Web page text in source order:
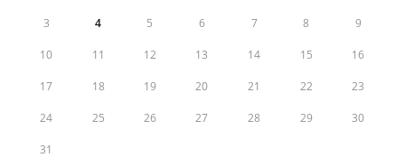
3 4 5 6 7 8 9
10 11 12 13 14 15 16
17 18 19 20 21 22 23
24 25 26 27 28 29 30
31